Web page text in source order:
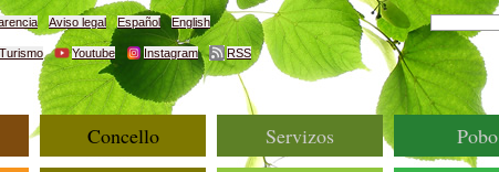
Aviso legal Español English
Youtube Instagram RSS
Concello Servizos Pobo